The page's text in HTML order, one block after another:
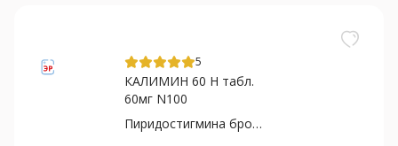
5
КАЛИМИН 60 Н табл.
60мг N100
Пиридостигмина бромид